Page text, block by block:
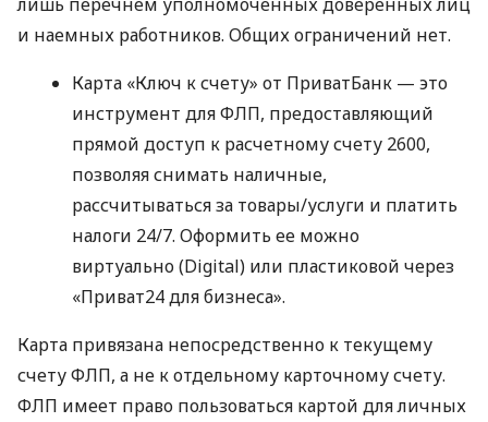
и наемных работников. Общих ограничений нет.
Карта «Ключ к счету» от ПриватБанк — это
инструмент для ФЛП, предоставляющий
прямой доступ к расчетному счету 2600,
позволяя снимать наличные,
рассчитываться за товары/услуги и платить
налоги 24/7. Оформить ее можно
виртуально (Digital) или пластиковой через
«Приват24 для бизнеса».
Карта привязана непосредственно к текущему
счету ФЛП, а не к отдельному карточному счету.
ФЛП имеет право пользоваться картой для личных